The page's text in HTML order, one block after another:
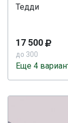
Тедди
17 500
до 300
Еще 4